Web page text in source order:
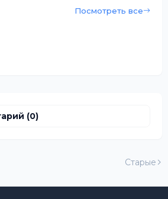
Посмотреть все
(0)
Старые